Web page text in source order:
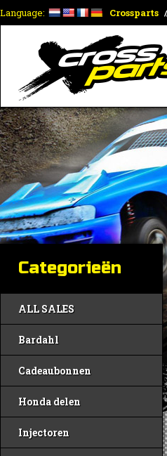
Language: Crossparts
Categorieën
ALL SALES
Bardahl
Cadeaubonnen
Honda delen
Injectoren